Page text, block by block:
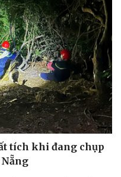
tích khi đang chụp